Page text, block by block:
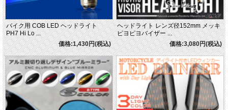
バイク用 COB LED ヘッドライト
PH7 Hi Lo ...
価格:1,430円(税込)
ヘッドライト レンズ径152mm メッキ
ピヨピヨバイザー ...
価格:3,080円(税込)